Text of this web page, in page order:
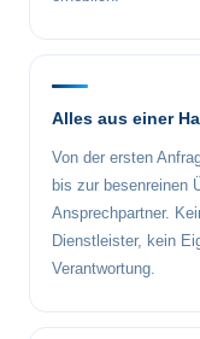
Alles aus einer
Von der ersten
bis zur besenreinen
Ansprechpartner.
Dienstleister, kein
Verantwortung.